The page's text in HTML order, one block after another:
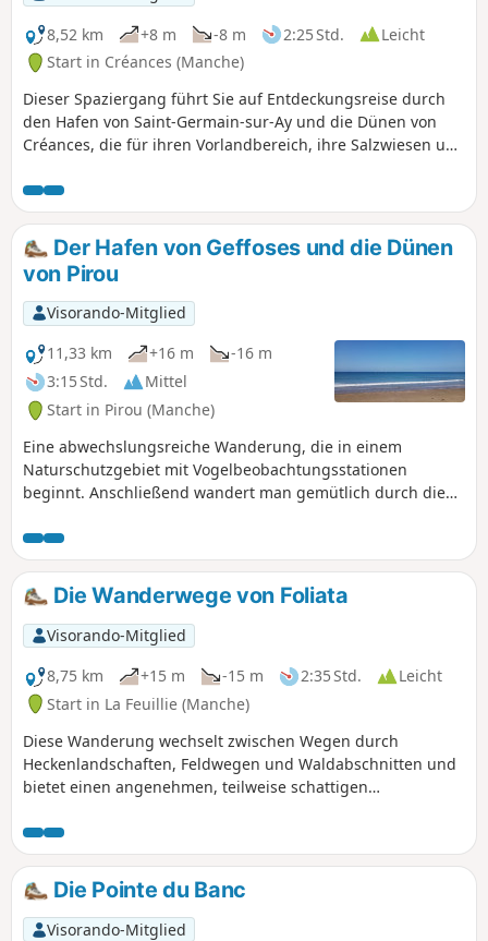
8,52 km
+8 m -8 m 2:25 Std.
Leicht
Start in Créances (Manche)
Dieser Spaziergang führt Sie auf Entdeckungsreise durch
den Hafen von Saint-Germain-sur-Ay und die Dünen von
Créances, die für ihren Vorlandbereich, ihre Salzwiesen und
Sanddünen verstecken.
Der Hafen von Geffoses und die Dünen
von Pirou
Visorando-Mitglied
11,33 km
+16 m
-16 m
3:15 Std.
Mittel
Start in Pirou (Manche)
Eine abwechslungsreiche Wanderung, die in einem
Naturschutzgebiet mit Vogelbeobachtungsstationen
beginnt. Anschließend wandert man gemütlich durch die
Wanderung verläuft am Meer und auf den Dünen, die es
überragen.
Die Wanderwege von Foliata
Visorando-Mitglied
8,75 km
+15 m -15 m 2:35 Std.
Leicht
Start in La Feuillie (Manche)
Diese Wanderung wechselt zwischen Wegen durch
Heckenlandschaften, Feldwegen und Waldabschnitten und
bietet einen angenehmen, teilweise schattigen
angelegte Weg führt zum See und bietet einen schönen
Blick auf die Feuchtgebiete und die Kirche von La Feuillie.
Die Pointe du Banc
Visorando-Mitglied